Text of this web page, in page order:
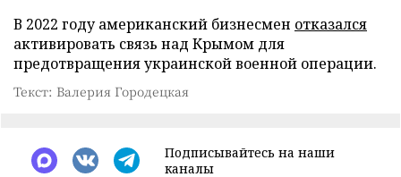
В 2022 году американский бизнесмен отказался
активировать связь над Крымом для
предотвращения украинской военной операции.
Текст: Валерия Городецкая
Подписывайтесь на наши
каналы